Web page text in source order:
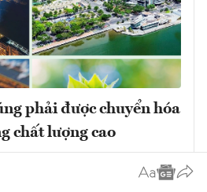
phải được chuyển hóa
chất lượng cao